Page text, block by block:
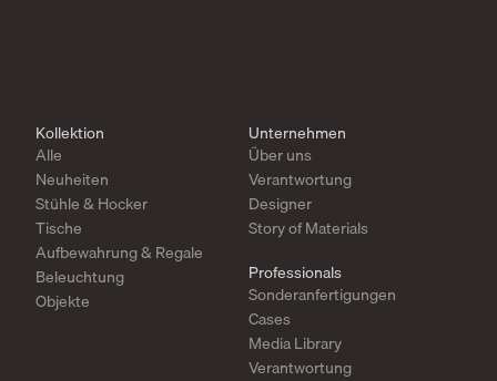
Kollektion
Alle
Neuheiten
Stühle & Hocker
Tische
Aufbewahrung & Regale
Beleuchtung
Objekte
Unternehmen
Über uns
Verantwortung
Designer
Story of Materials
Professionals
Sonderanfertigungen
Cases
Media Library
Verantwortung